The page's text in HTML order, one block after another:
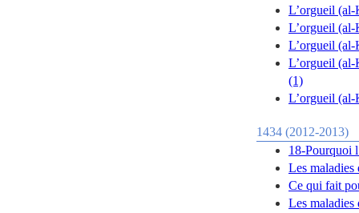
L’orgueil (al-
L’orgueil (al-
L’orgueil
L’orgueil (al-
(1)
L’orgueil
1434 (2012-2013)
18-Pourquoi
Les
Ce qui fait
Les